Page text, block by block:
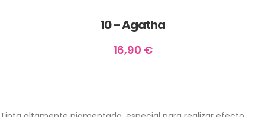
10 – Agatha
16,90 €